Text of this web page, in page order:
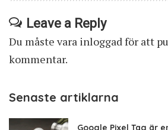
Leave a Reply
Du måste vara inloggad för att
kommentar.
Senaste artiklarna
Google Pixel Tag är